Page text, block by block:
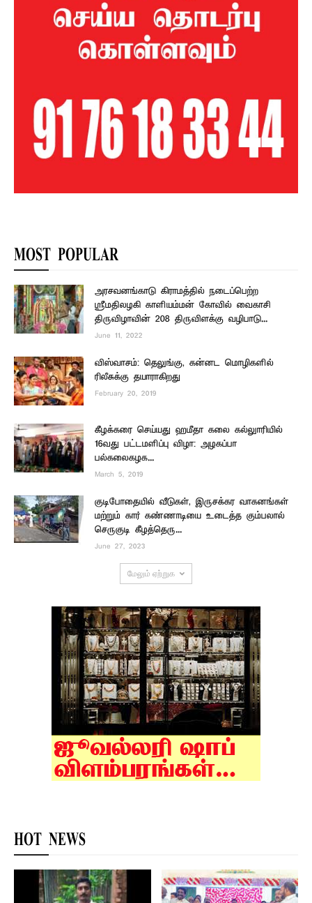
MOST POPULAR
அரசவனங்காடு கிராமத்தில் நடைப்பெற்ற
ஸ்ரீமதிலழகி காளியம்மன் கோவில் வைகாசி
திருவிழாவின் 208 திருவிளக்கு வழிபாடு...
June 11, 2022
விஸ்வாசம்: தெலுங்கு, கன்னட மொழிகளில்
ரிலீசுக்கு தயாராகிறது
February 20, 2019
கீழக்கரை செய்யது ஹமீதா கலை கல்லுாரியில்
16வது பட்டமளிப்பு விழா: அழகப்பா
பல்கலைகழக...
March 5, 2019
குடிபோதையில் வீடுகள், இருசக்கர வாகனங்கள்
மற்றும் கார் கண்ணாடியை உடைத்த கும்பலால்
செருகுடி கீழத்தெரு...
June 27, 2023
மேலும் ஏற்றுக
HOT NEWS